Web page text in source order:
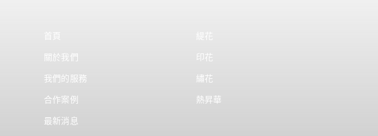
首頁
關於我們
我們的服務
合作案例
最新消息
緹花
印花
繡花
熱昇華